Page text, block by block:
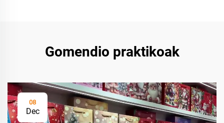
Gomendio praktikoak
08
Dec